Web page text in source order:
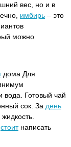
вес, но и в
имбирь – это
можно
дома Для
вода. Готовый чай
сок. За день
стоитнаписать